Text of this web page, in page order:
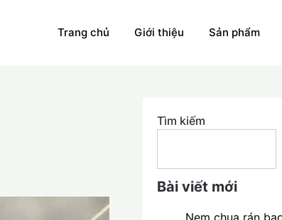
Trang chủ Giới thiệu Sản phẩm
Tìm kiếm
Bài viết mới
Nem chua rán